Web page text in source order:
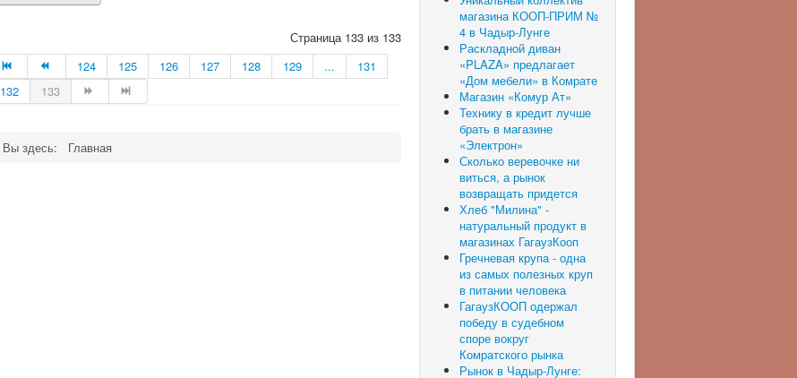
Страница 133 из 133
124
125 126 127 128 129 ...
131
132
133
Вы здесь: Главная
магазина КООП-ПРИМ №
4 в Чадыр-Лунге
Раскладной диван
«PLAZA» предлагает
«Дом мебели» в Комрате
Магазин «Комур Ат»
Технику в кредит лучше
брать в магазине
«Электрон»
Сколько веревочке ни
виться, а рынок
возвращать придется
Хлеб "Милина" -
натуральный продукт в
магазинах ГагаузКооп
Гречневая крупа - одна
из самых полезных круп
в питании человека
ГагаузКООП одержал
победу в судебном
споре вокруг
Комратского рынка
Рынок в Чадыр-Лунге: